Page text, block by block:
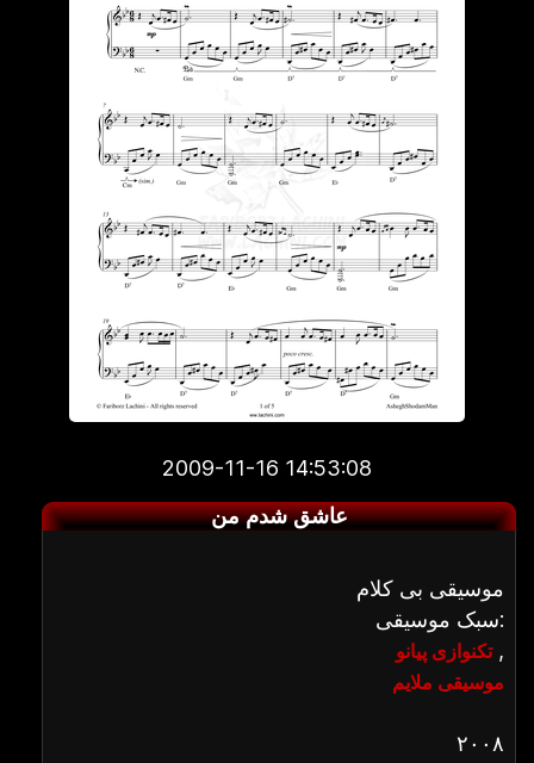
2009-11-16 14:53:08
عاشق شدم من
موسیقی بی کلام
سبک موسیقی:
تکنوازی پیانو,
موسیقی ملایم
۲۰۰۸